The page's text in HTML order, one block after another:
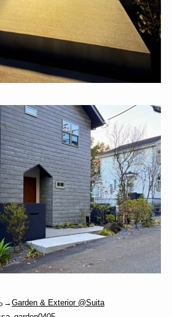
→Garden & Exterior @Suita